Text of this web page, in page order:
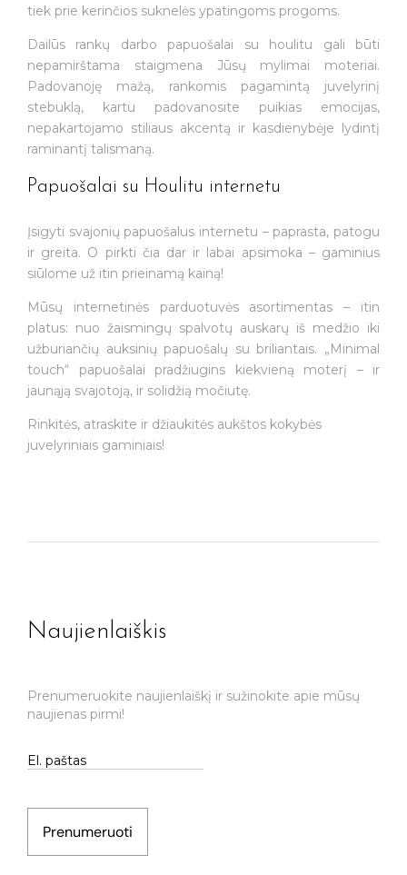
tiek prie kerinčios suknelės ypatingoms progoms.
Dailūs rankų darbo papuošalai su houlitu gali būti
nepamirštama staigmena Jūsų mylimai moteriai.
Padovanoję mažą, rankomis pagamintą juvelyrinį
stebuklą, kartu padovanosite puikias emocijas,
nepakartojamo stiliaus akcentą ir kasdienybėje lydintį
raminantį talismaną.
Papuošalai su Houlitu internetu
Įsigyti svajonių papuošalus internetu – paprasta, patogu
ir greita. O pirkti čia dar ir labai apsimoka – gaminius
siūlome už itin prieinamą kainą!
Mūsų internetinės parduotuvės asortimentas – itin
platus: nuo žaismingų spalvotų auskarų iš medžio iki
užburiančių auksinių papuošalų su briliantais. „Minimal
touch“ papuošalai pradžiugins kiekvieną moterį – ir
jaunąją svajotoją, ir solidžią močiutę.
Rinkitės, atraskite ir džiaukitės aukštos kokybės
juvelyriniais gaminiais!
Naujienlaiškis
Prenumeruokite naujienlaiškį ir sužinokite apie mūsų
naujienas pirmi!
Prenumeruoti